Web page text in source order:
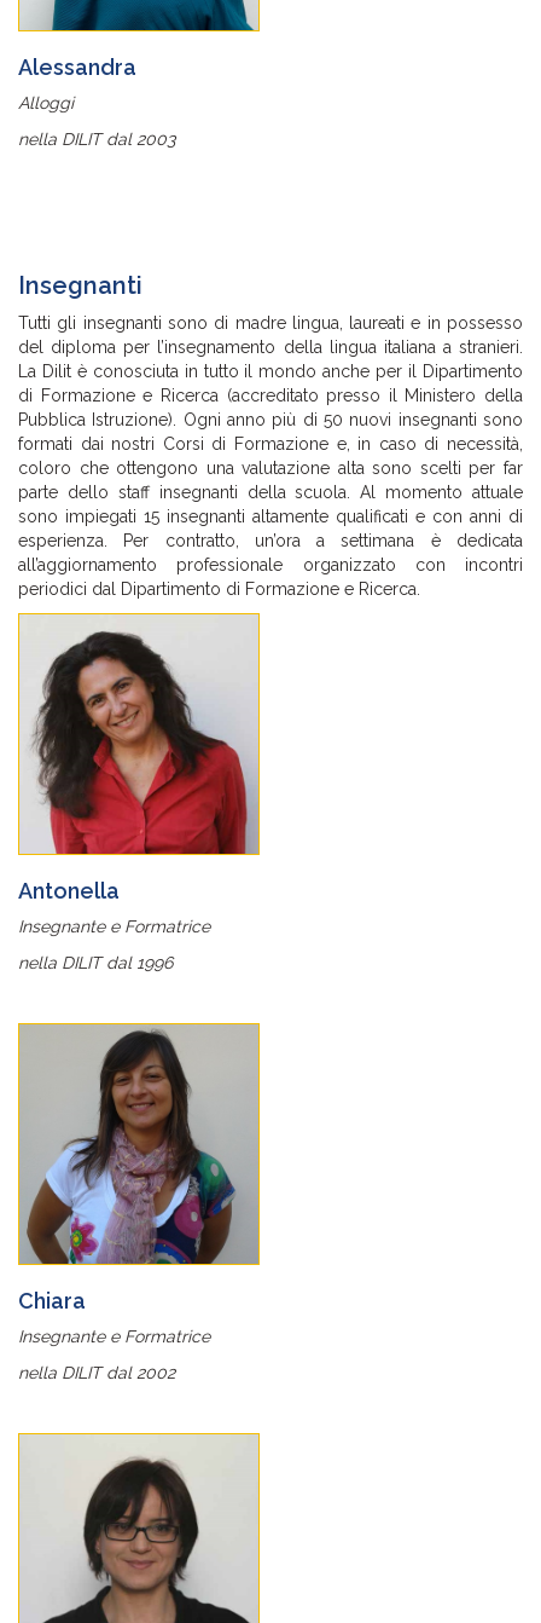
Alessandra
Alloggi
nella DILIT dal 2003
Insegnanti
Tutti gli insegnanti sono di madre lingua, laureati e in possesso
del diploma per l’insegnamento della lingua italiana a stranieri.
La Dilit è conosciuta in tutto il mondo anche per il Dipartimento
di Formazione e Ricerca (accreditato presso il Ministero della
Pubblica Istruzione). Ogni anno più di 50 nuovi insegnanti sono
formati dai nostri Corsi di Formazione e, in caso di necessità,
coloro che ottengono una valutazione alta sono scelti per far
parte dello staff insegnanti della scuola. Al momento attuale
sono impiegati 15 insegnanti altamente qualificati e con anni di
esperienza. Per contratto, un’ora a settimana è dedicata
all’aggiornamento professionale organizzato con incontri
periodici dal Dipartimento di Formazione e Ricerca.
Antonella
Insegnante e Formatrice
nella DILIT dal 1996
Chiara
Insegnante e Formatrice
nella DILIT dal 2002